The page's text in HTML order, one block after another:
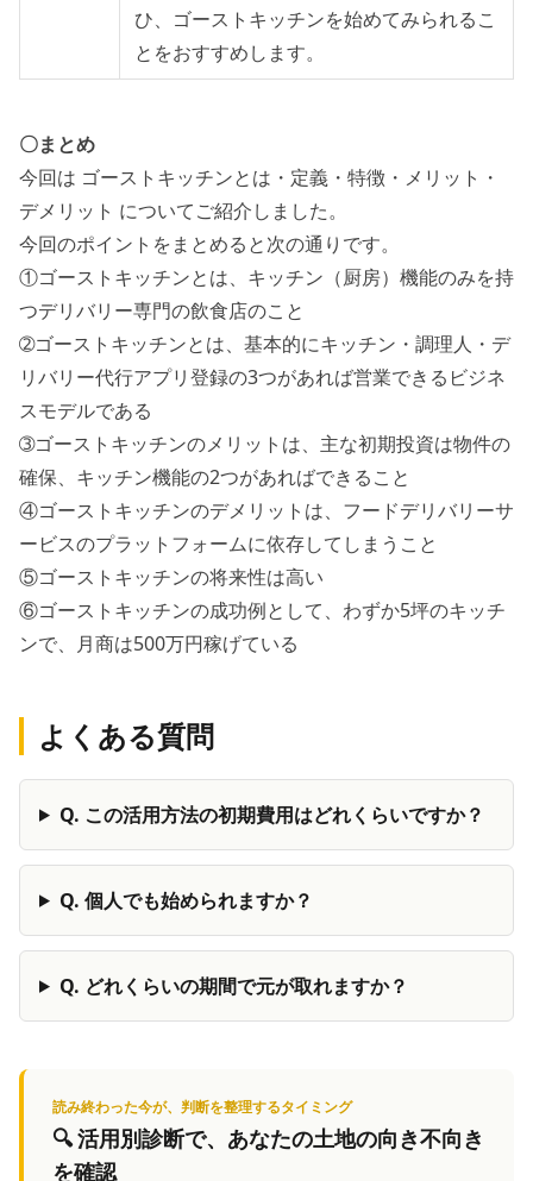
ひ、ゴーストキッチンを始めてみられるこ
とをおすすめします。
〇まとめ
今回は ゴーストキッチンとは・定義・特徴・メリット・
デメリット についてご紹介しました。
今回のポイントをまとめると次の通りです。
①ゴーストキッチンとは、キッチン（厨房）機能のみを持
つデリバリー専門の飲食店のこと
➁ゴーストキッチンとは、基本的にキッチン・調理人・デ
リバリー代行アプリ登録の3つがあれば営業できるビジネ
スモデルである
➂ゴーストキッチンのメリットは、主な初期投資は物件の
確保、キッチン機能の2つがあればできること
④ゴーストキッチンのデメリットは、フードデリバリーサ
ービスのプラットフォームに依存してしまうこと
⑤ゴーストキッチンの将来性は高い
⑥ゴーストキッチンの成功例として、わずか5坪のキッチ
ンで、月商は500万円稼げている
よくある質問
Q. この活用方法の初期費用はどれくらいですか？
Q. 個人でも始められますか？
Q. どれくらいの期間で元が取れますか？
読み終わった今が、判断を整理するタイミング
🔍活用別診断で、あなたの土地の向き不向き
を確認